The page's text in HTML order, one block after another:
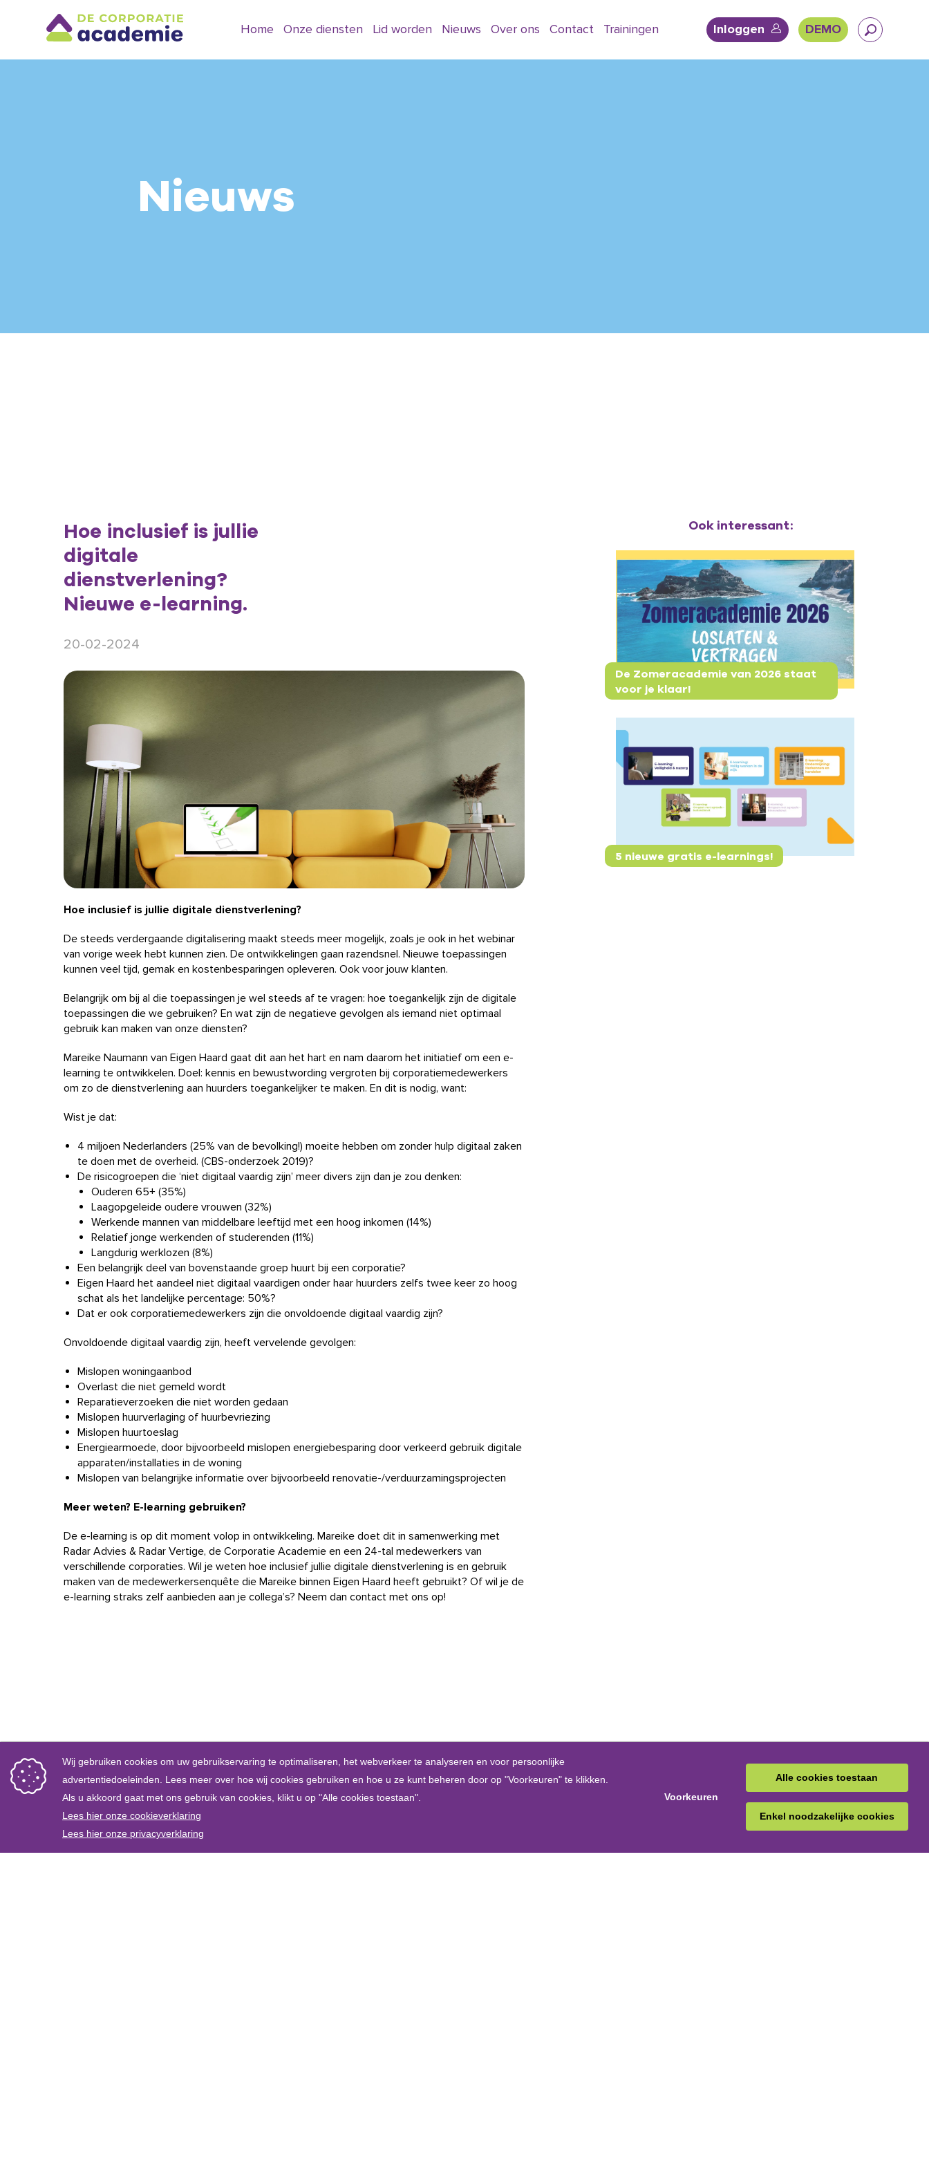
Home Onze diensten Lid worden Nieuws Over ons Contact Trainingen Inloggen DEMO
Nieuws
Hoe inclusief is jullie
digitale
dienstverlening?
Nieuwe e-learning.
20-02-2024
Hoe inclusief is jullie digitale dienstverlening?
De steeds verdergaande digitalisering maakt steeds meer mogelijk, zoals je ook in het webinar
van vorige week hebt kunnen zien. De ontwikkelingen gaan razendsnel. Nieuwe toepassingen
kunnen veel tijd, gemak en kostenbesparingen opleveren. Ook voor jouw klanten.
Belangrijk om bij al die toepassingen je wel steeds af te vragen: hoe toegankelijk zijn de digitale
toepassingen die we gebruiken? En wat zijn de negatieve gevolgen als iemand niet optimaal
gebruik kan maken van onze diensten?
Mareike Naumann van Eigen Haard gaat dit aan het hart en nam daarom het initiatief om een e-
learning te ontwikkelen. Doel: kennis en bewustwording vergroten bij corporatiemedewerkers
om zo de dienstverlening aan huurders toegankelijker te maken. En dit is nodig, want:
Wist je dat:
4 miljoen Nederlanders (25% van de bevolking!) moeite hebben om zonder hulp digitaal zaken
te doen met de overheid. (CBS-onderzoek 2019)?
De risicogroepen die ‘niet digitaal vaardig zijn’ meer divers zijn dan je zou denken:
Ouderen 65+ (35%)
Laagopgeleide oudere vrouwen (32%)
Werkende mannen van middelbare leeftijd met een hoog inkomen (14%)
Relatief jonge werkenden of studerenden (11%)
Langdurig werklozen (8%)
Een belangrijk deel van bovenstaande groep huurt bij een corporatie?
Eigen Haard het aandeel niet digitaal vaardigen onder haar huurders zelfs twee keer zo hoog
schat als het landelijke percentage: 50%?
Dat er ook corporatiemedewerkers zijn die onvoldoende digitaal vaardig zijn?
Onvoldoende digitaal vaardig zijn, heeft vervelende gevolgen:
Mislopen woningaanbod
Overlast die niet gemeld wordt
Reparatieverzoeken die niet worden gedaan
Mislopen huurverlaging of huurbevriezing
Mislopen huurtoeslag
Energiearmoede, door bijvoorbeeld mislopen energiebesparing door verkeerd gebruik digitale
apparaten/installaties in de woning
Mislopen van belangrijke informatie over bijvoorbeeld renovatie-/verduurzamingsprojecten
Meer weten? E-learning gebruiken?
De e-learning is op dit moment volop in ontwikkeling. Mareike doet dit in samenwerking met
Radar Advies & Radar Vertige, de Corporatie Academie en een 24-tal medewerkers van
verschillende corporaties. Wil je weten hoe inclusief jullie digitale dienstverlening is en gebruik
maken van de medewerkersenquête die Mareike binnen Eigen Haard heeft gebruikt? Of wil je de
e-learning straks zelf aanbieden aan je collega’s? Neem dan contact met ons op!
Ook interessant:
De Zomeracademie van 2026 staat
voor je klaar!
5 nieuwe gratis e-learnings!